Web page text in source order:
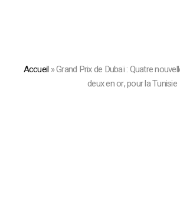
Accueil »Grand Prix de Dubaï : Quatre
deux en or, pour la Tunisie